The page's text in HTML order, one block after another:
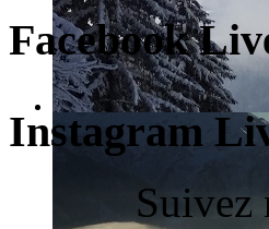
Facebook
Instagram
Suivez